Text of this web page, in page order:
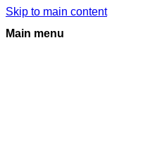
Skip to main content
Main menu